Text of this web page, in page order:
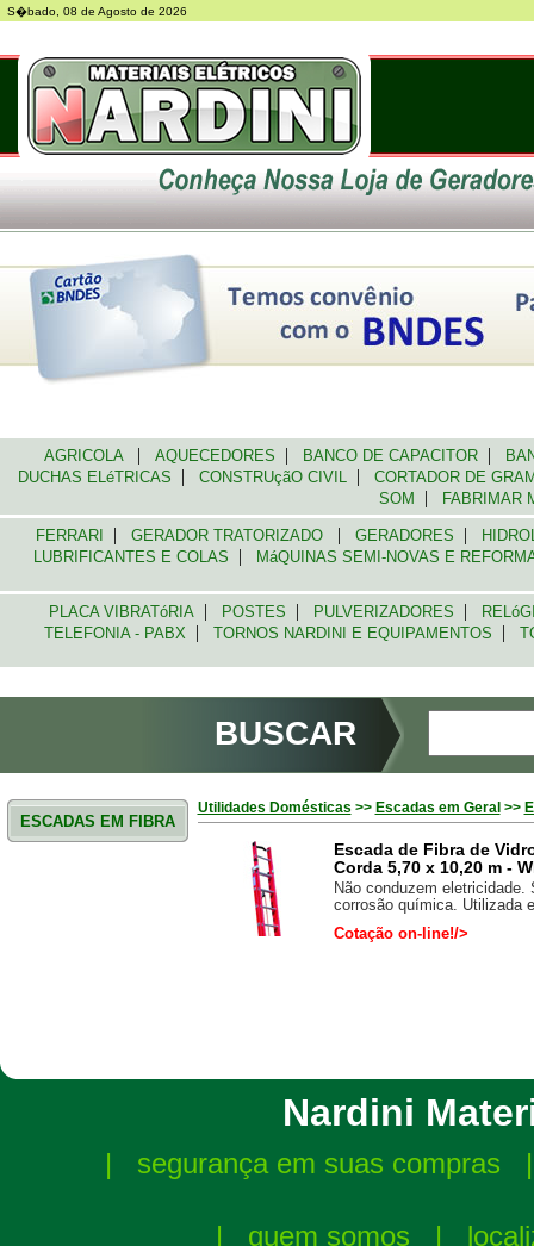
S�bado, 08 de Agosto de 2026
AGRICOLA | AQUECEDORES | BANCO DE CAPACITOR |
DUCHAS ELéTRICAS | CONSTRUçãO CIVIL |
CORTADOR DE
SOM | FABRIMAR
FERRARI | GERADOR TRATORIZADO | GERADORES |
LUBRIFICANTES E COLAS | MáQUINAS SEMI-NOVAS E
PLACA VIBRATóRIA | POSTES | PULVERIZADORES |
TELEFONIA - PABX | TORNOS NARDINI E EQUIPAMENTOS |
BUSCAR
ESCADAS EM FIBRA
Utilidades Domésticas >> Escadas em Geral >>
Escada de Fibra de
Corda 5,70 x 10,20 m -
Não conduzem eletricidade.
corrosão química. Utilizada
Cotação on-line!/>
Nardini
| segurança em suas compras
| quem somos |